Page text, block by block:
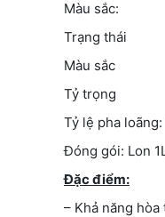
Màu sắc:
Trạng thái
Màu sắc
Tỷ trọng
Tỷ lệ pha
Đóng gói: Lon
Đặc điểm:
– Khả năng hòa